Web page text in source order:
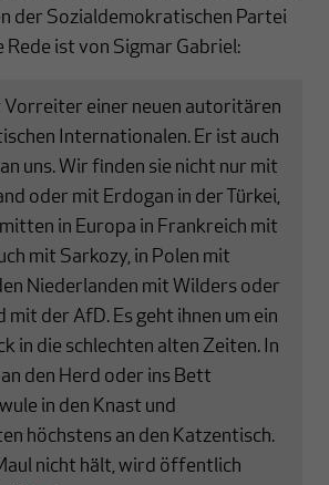
der Sozialdemokratischen Partei
Rede ist von Sigmar Gabriel:
Vorreiter einer neuen autoritären
Internationalen. Er ist auch
uns. Wir finden sie nicht nur mit
oder mit Erdogan in der Türkei,
in Europa in Frankreich mit
mit Sarkozy, in Polen mit
Niederlanden mit Wilders oder
mit der AfD. Es geht ihnen um ein
in die schlechten alten Zeiten. In
den Herd oder ins Bett
in den Knast und
höchstens an den Katzentisch.
nicht hält, wird öffentlich